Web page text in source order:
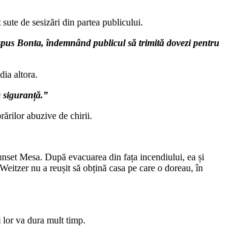
de sesizări din partea publicului.
Bonta, îndemnând publicul să trimită dovezi pentru
altora.
siguranță.”
abuzive de chirii.
Mesa. După evacuarea din fața incendiului, ea și
nu a reușit să obțină casa pe care o doreau, în
lor va dura mult timp.